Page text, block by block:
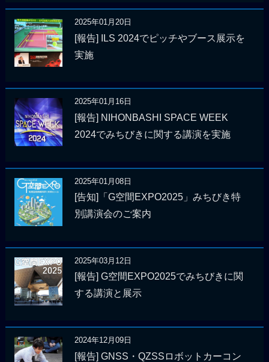
2025年01月20日
[報告] ILS 2024でピッチやブース展示を
実施
2025年01月16日
[報告] NIHONBASHI SPACE WEEK
2024でみちびきに関する講演を実施
2025年01月08日
[告知]「G空間EXPO2025」みちびき特
別講演会のご案内
2025年03月12日
[報告] G空間EXPO2025でみちびきに関
する講演と展示
2024年12月09日
[報告] GNSS・QZSSロボットカーコン